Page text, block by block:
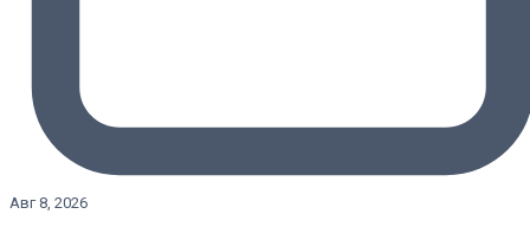
Авг 8, 2026